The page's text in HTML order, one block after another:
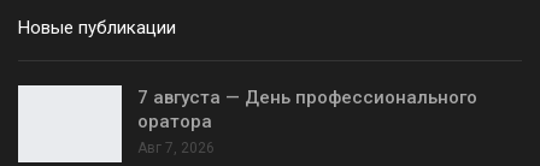
Новые публикации
7 августа — День профессионального
оратора
Авг 7, 2026